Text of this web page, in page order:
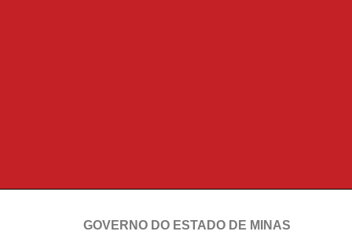
GOVERNO DO ESTADO DE MINAS